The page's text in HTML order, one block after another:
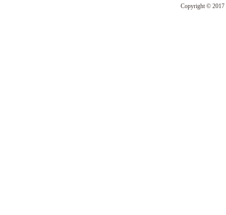
Copyright © 2017